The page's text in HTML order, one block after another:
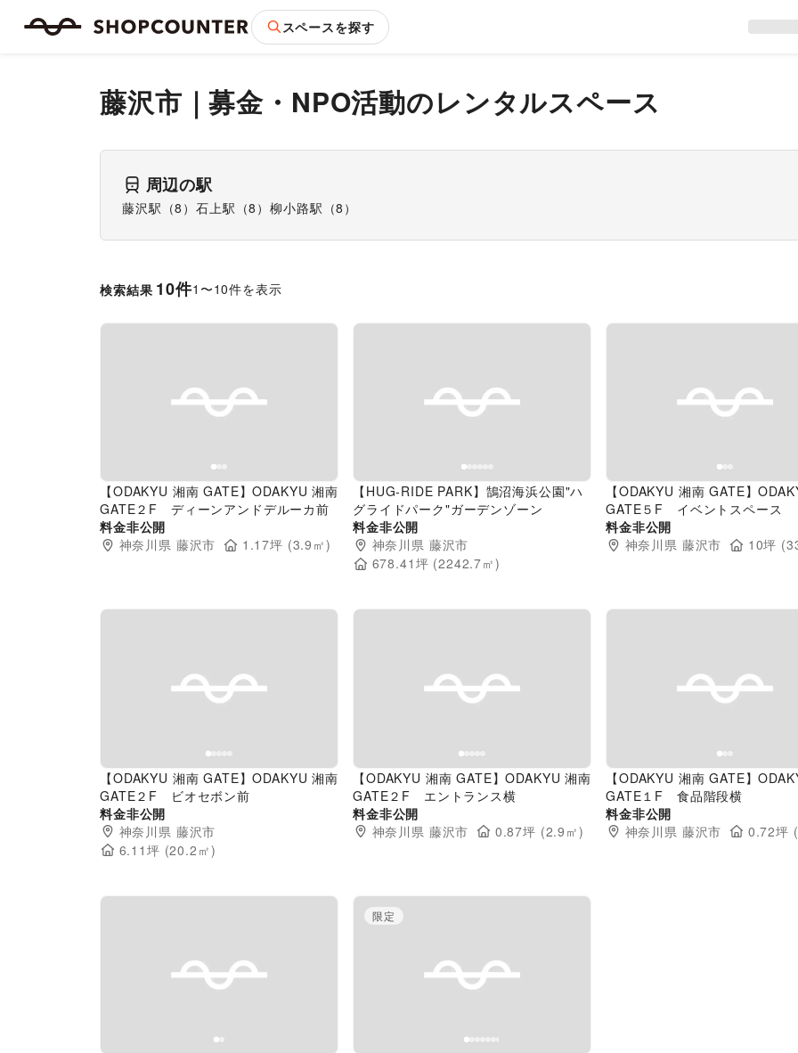
スペースを探す
藤沢市 ｜募金・NPO活動のレンタルスペース
周辺の駅
藤沢駅 （8 ）石上駅 （8 ）柳小路駅 （8 ）
検索結果 10件1 〜10件を表示
Previous slide
【ODAKYU 湘南 GATE】ODAKYU 湘南
GATE２F ディーンアンドデルーカ前
料金非公開
神奈川県 藤沢市 1.17坪 (3.9 ㎡)
Previous slide
【HUG-RIDE PARK】鵠沼海浜公園"ハ
グライドパーク"ガーデンゾーン
料金非公開
神奈川県 藤沢市
678.41 坪 (2242.7㎡)
Previous slide
【ODAKYU 湘南 GATE】
GATE５F イベントスペース
料金非公開
神奈川県 藤沢市 10坪 (
Previous slide
【ODAKYU 湘南 GATE】ODAKYU 湘南
GATE２F ビオセボン前
料金非公開
神奈川県 藤沢市
6.11 坪 (20.2 ㎡)
Previous slide
【ODAKYU 湘南 GATE】ODAKYU 湘南
GATE２F エントランス横
料金非公開
神奈川県 藤沢市 0.87坪 (2.9 ㎡)
Previous slide
【ODAKYU 湘南 GATE】
GATE１F 食品階段横
料金非公開
神奈川県 藤沢市 0.72坪 (
Previous slide Previous slide
限定